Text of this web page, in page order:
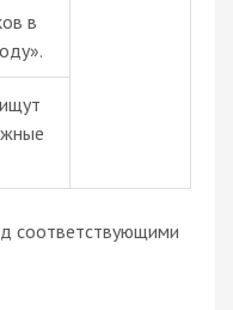
в
соответствующими